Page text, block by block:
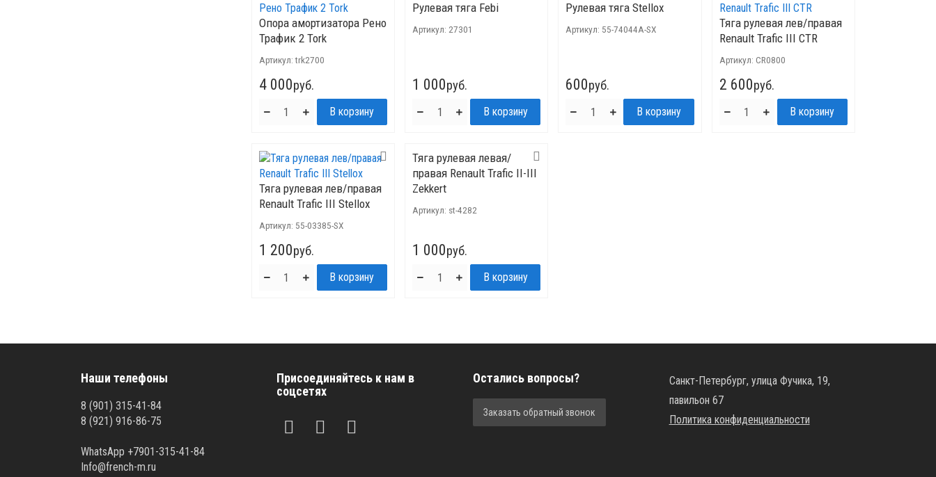
Опора амортизатора Рено
Трафик 2 Tork
Артикул:trk2700
4 000руб.
Рулевая тяга Febi
Артикул: 27301
1 000руб.
Рулевая тяга Stellox
Артикул: 55-74044A-SX
600руб.
Тяга рулевая лев/правая
Renault Trafiс III CTR
Артикул: CR0800
2 600руб.
Тяга рулевая лев/правая
Renault Trafiс III Stellox
Артикул: 55-03385-SX
1 200руб.
Тяга рулевая левая/
правая Renault Trafiс II-III
Zekkert
Артикул: st-4282
1 000руб.
Наши телефоны
8 (901) 315-41-84
8 (921) 916-86-75
WhatsApp +7901-315-41-84
Info@french-m.ru
Присоединяйтесь к нам в
соцсетях
Остались вопросы?
Заказать обратный звонок
Санкт-Петербург, улица Фучика, 19,
павильон 67
Политика конфиденциальности